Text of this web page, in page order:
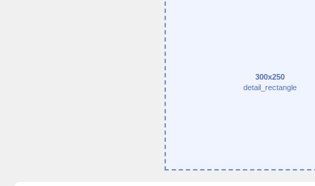
300x250
detail_rectangle